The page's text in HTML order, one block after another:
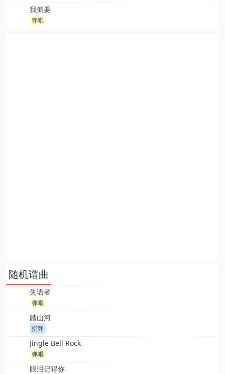
我偏要
弹唱
随机谱曲
失语者
弹唱
踏山河
指弹
Jingle Bell Rock
弹唱
眼泪记得你